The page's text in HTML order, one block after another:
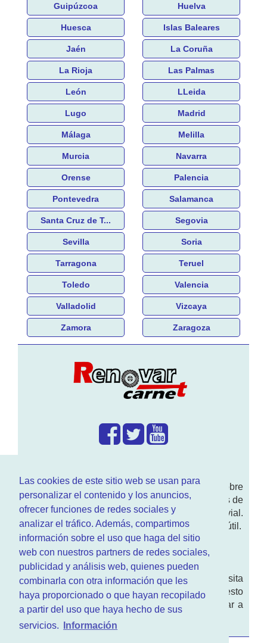
Las cookies de este sitio web se usan para
personalizar el contenido y los anuncios,
ofrecer funciones de redes sociales y
analizar el tráfico. Además, compartimos
información sobre el uso que haga del sitio
web con nuestros partners de redes sociales,
publicidad y análisis web, quienes pueden
combinarla con otra información que les
haya proporcionado o que hayan recopilado
a partir del uso que haya hecho de sus
servicios.
Información
Guipúzcoa Huelva
Huesca Islas Baleares
Jaén La Coruña
La Rioja Las Palmas
León LLeida
Lugo Madrid
Málaga Melilla
Murcia Navarra
Orense Palencia
Pontevedra Salamanca
Santa Cruz de T... Segovia
Sevilla Soria
Tarragona Teruel
Toledo Valencia
Valladolid Vizcaya
Zamora Zaragoza
Enwww.RenovarCarnet.comTe contamos sobre
larenovación del permisode conducir, noticias de
actualidad motor y sobre todo seguridad vial.
Ademas tenemos todo tipo de información DGT útil.
¿Quienes somos?
Quieres saber quien mantiene la pagina, visita
nuestrasección de contacto. Aquí tienes nuesto
aviso legal
. Basicamente no queremos engañar a
nadie.